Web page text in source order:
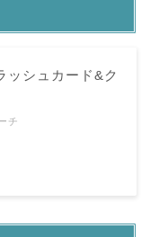
ッシュカード&ク
チ